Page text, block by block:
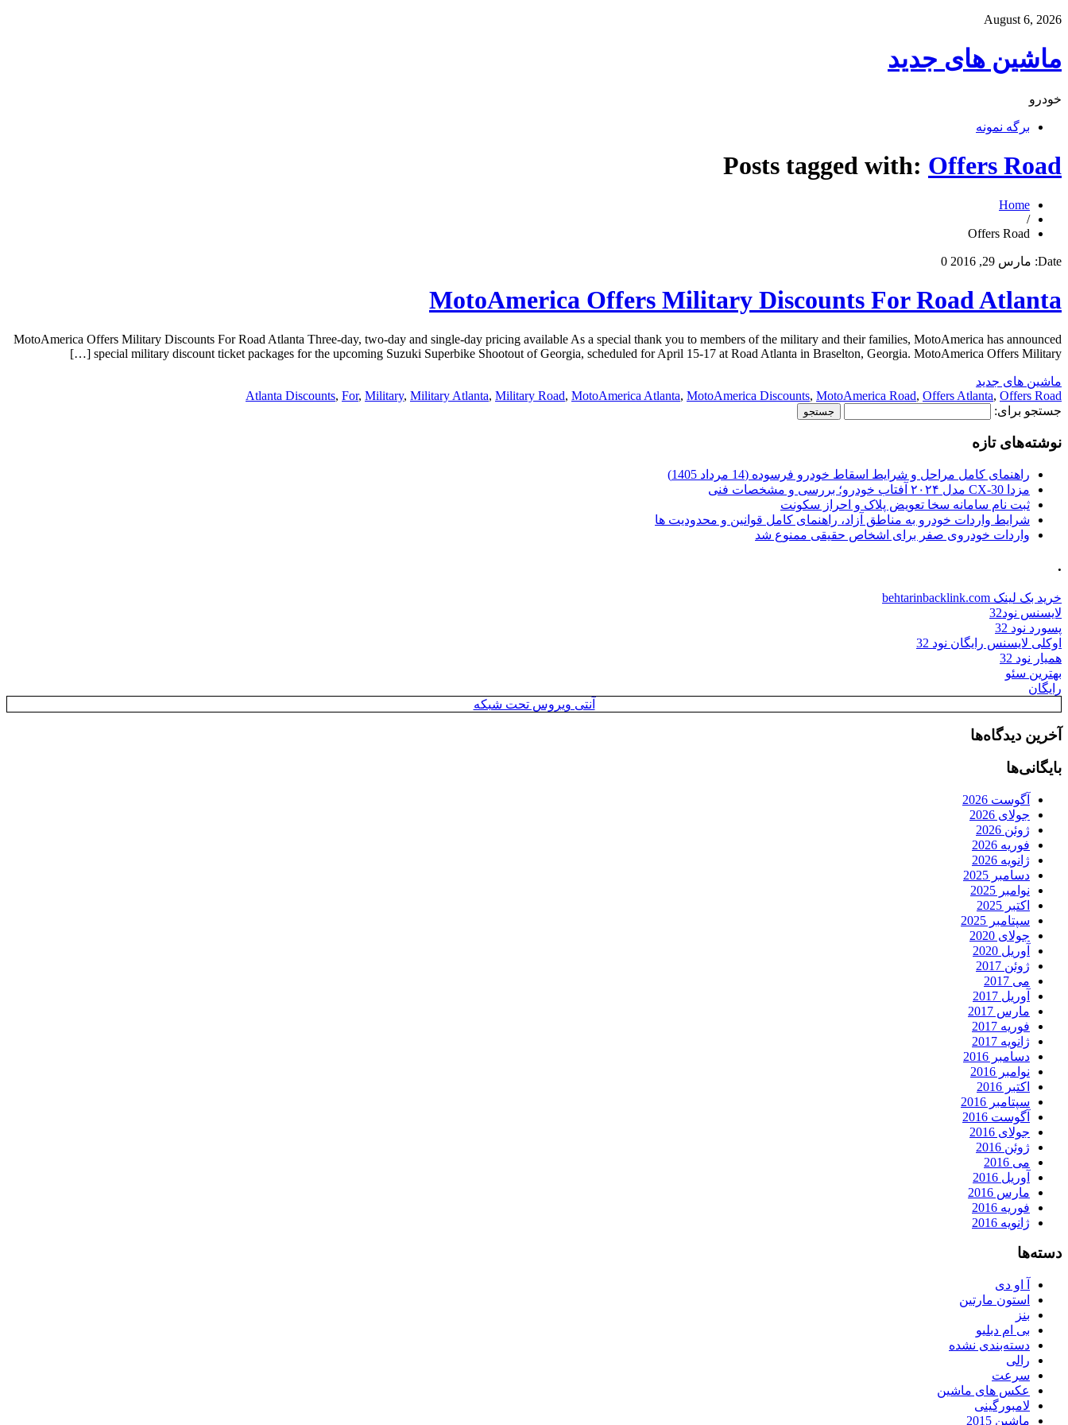
August 6, 2026
ماشین های جدید
خودرو
برگه نمونه
Posts tagged with: Offers Road
Home
/
Offers Road
Date: مارس 29, 2016 0
MotoAmerica Offers Military Discounts For Road Atlanta
MotoAmerica Offers Military Discounts For Road Atlanta Three-day, two-day and single-day pricing available As a special thank you to members of the military and their families, MotoAmerica has announced
special military discount ticket packages for the upcoming Suzuki Superbike Shootout of Georgia, scheduled for April 15-17 at Road Atlanta in Braselton, Georgia. MotoAmerica Offers Military […]
ماشین های جدید
Atlanta Discounts, For, Military, Military Atlanta, Military Road, MotoAmerica Atlanta, MotoAmerica Discounts, MotoAmerica Road, Offers Atlanta, Offers Road
جستجو برای:
نوشته‌های تازه
راهنمای کامل مراحل و شرایط اسقاط خودرو فرسوده (14 مرداد 1405)
مزدا CX-30 مدل ۲۰۲۴ آفتاب خودرو؛ بررسی و مشخصات فنی
ثبت نام سامانه سخا تعویض پلاک و احراز سکونت
شرایط واردات خودرو به مناطق آزاد، راهنمای کامل قوانین و محدودیت ها
واردات خودروی صفر برای اشخاص حقیقی ممنوع شد
.
خرید بک لینک behtarinbacklink.com
لایسنس نود32
پسورد نود 32
اوکلی لایسنس رایگان نود 32
همیار نود 32
بهترین سئو
رایگان
آنتی ویروس تحت شبکه
آخرین دیدگاه‌ها
بایگانی‌ها
آگوست 2026
جولای 2026
ژوئن 2026
فوریه 2026
ژانویه 2026
دسامبر 2025
نوامبر 2025
اکتبر 2025
سپتامبر 2025
جولای 2020
آوریل 2020
ژوئن 2017
می 2017
آوریل 2017
مارس 2017
فوریه 2017
ژانویه 2017
دسامبر 2016
نوامبر 2016
اکتبر 2016
سپتامبر 2016
آگوست 2016
جولای 2016
ژوئن 2016
می 2016
آوریل 2016
مارس 2016
فوریه 2016
ژانویه 2016
دسته‌ها
آ او دی
استون مارتین
بنز
بی ام دبلیو
دسته‌بندی نشده
رالی
سرعت
عکس های ماشین
لامبورگینی
ماشین 2015